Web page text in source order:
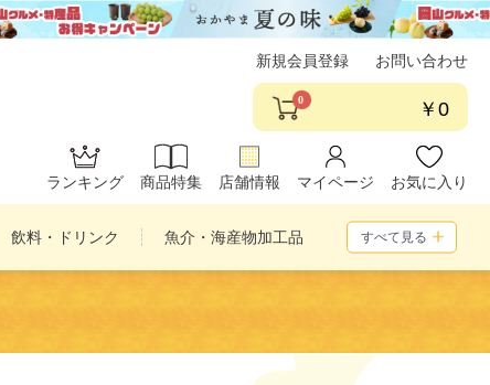
新規会員登録 お問い合わせ
0 ￥0
ランキング 商品特集 店舗情報 マイページ お気に入り
飲料・ドリンク 魚介・海産物加工品 すべて見る